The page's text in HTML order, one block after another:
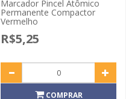
Marcador Pincel Atômico
Permanente Compactor
Vermelho
R$5,25
COMPRAR